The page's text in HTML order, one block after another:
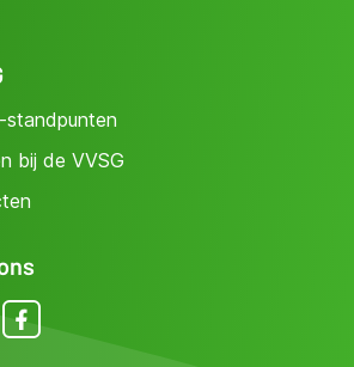
standpunten
bij de VVSG
Facebook